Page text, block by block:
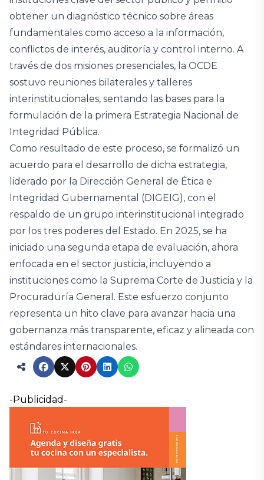
obtener un diagnóstico técnico sobre áreas
fundamentales como acceso a la información,
conflictos de interés, auditoría y control interno. A
través de dos misiones presenciales, la OCDE
sostuvo reuniones bilaterales y talleres
interinstitucionales, sentando las bases para la
formulación de la primera Estrategia Nacional de
Integridad Pública.
Como resultado de este proceso, se formalizó un
acuerdo para el desarrollo de dicha estrategia,
liderado por la Dirección General de Ética e
Integridad Gubernamental (DIGEIG), con el
respaldo de un grupo interinstitucional integrado
por los tres poderes del Estado. En 2025, se ha
iniciado una segunda etapa de evaluación, ahora
enfocada en el sector justicia, incluyendo a
instituciones como la Suprema Corte de Justicia y la
Procuraduría General. Este esfuerzo conjunto
representa un hito clave para avanzar hacia una
gobernanza más transparente, eficaz y alineada con
estándares internacionales.
-Publicidad-